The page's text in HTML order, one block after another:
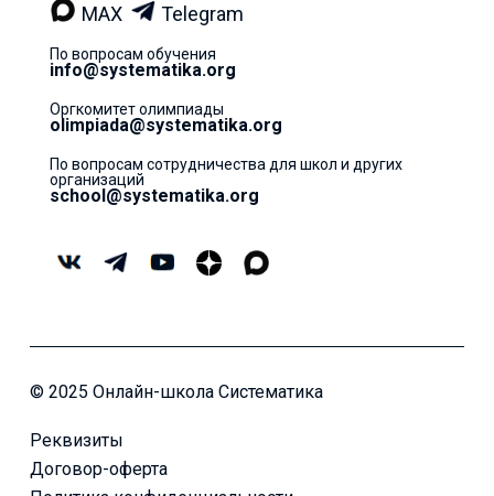
MAX Telegram
По вопросам обучения
info@systematika.org
Оргкомитет олимпиады
olimpiada@systematika.org
По вопросам сотрудничества для школ и других
организаций
school@systematika.org
© 2025 Онлайн-школа Систематика
Реквизиты
Договор-оферта